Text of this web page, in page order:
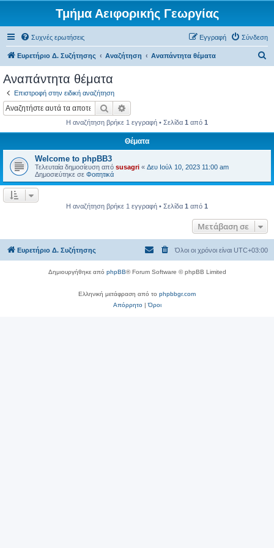
Τμήμα Αειφορικής Γεωργίας
Συχνές ερωτήσεις Σύνδεση
Εγγραφή
Ευρετήριο Δ. Συζήτησης Αναζήτηση Αναπάντητα θέματα
Αναπάντητα θέματα
Επιστροφή στην ειδική αναζήτηση
Αναζήτηση
Η αναζήτηση βρήκε 1 εγγραφή • Σελίδα 1 από 1
Θέματα
Welcome to phpBB3
Τελευταία δημοσίευση από susagri « Δευ Ιούλ 10, 2023 11:00 am
Δημοσιεύτηκε σε Φοιτητικά
Η αναζήτηση βρήκε 1 εγγραφή • Σελίδα 1 από 1
Μετάβαση σε
Ευρετήριο Δ. Συζήτησης Όλοι οι χρόνοι είναι UTC+03:00
Δημιουργήθηκε από phpBB® Forum Software © phpBB Limited
Ελληνική μετάφραση από το phpbbgr.com
Απόρρητο|Όροι